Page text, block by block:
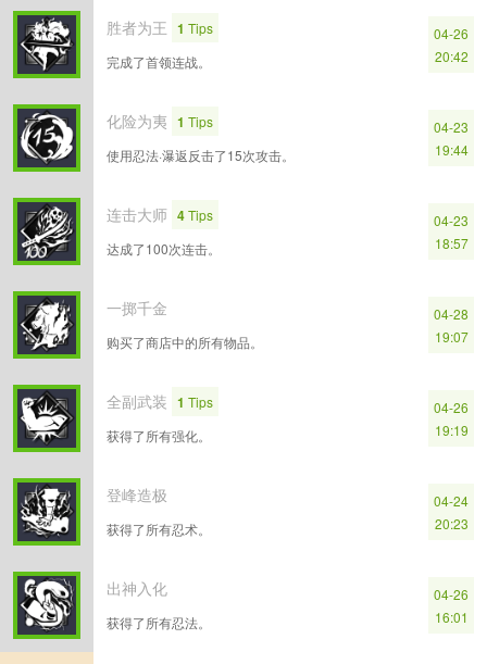
胜者为王 1 Tips
完成了首领连战。
04-26
20:42
化险为夷 1 Tips
使用忍法·瀑返反击了15次攻击。
04-23
19:44
连击大师 4Tips
达成了100次连击。
04-23
18:57
一掷千金
购买了商店中的所有物品。
04-28
19:07
全副武装 1 Tips
获得了所有强化。
04-26
19:19
登峰造极
获得了所有忍术。
04-24
20:23
出神入化
获得了所有忍法。
04-26
16:01